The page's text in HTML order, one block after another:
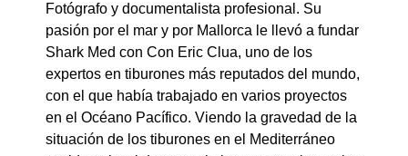
Fotógrafo y documentalista profesional. Su
pasión por el mar y por Mallorca le llevó a fundar
Shark Med con Con Eric Clua, uno de los
expertos en tiburones más reputados del mundo,
con el que había trabajado en varios proyectos
en el Océano Pacífico. Viendo la gravedad de la
situación de los tiburones en el Mediterráneo